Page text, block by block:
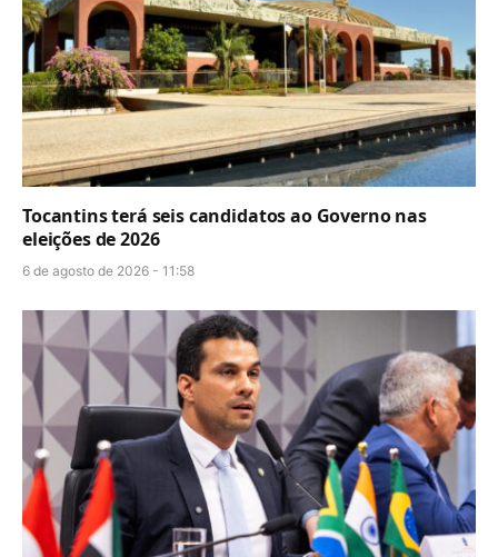
Tocantins terá seis candidatos ao Governo nas
eleições de 2026
6 de agosto de 2026 - 11:58